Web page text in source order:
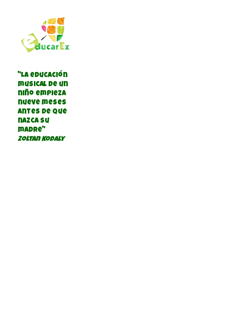
"La educación
musical de un
niño empieza
nueve meses
antes de que
nazca su
madre"
Zoltan Kodaly